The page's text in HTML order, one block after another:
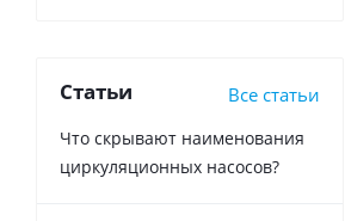
Статьи Все статьи
Что скрывают наименования
циркуляционных насосов?